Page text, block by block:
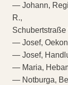
— Johann,
R.,
Schubertstraße
— Josef,
— Josef,
— Maria,
— Notburga,